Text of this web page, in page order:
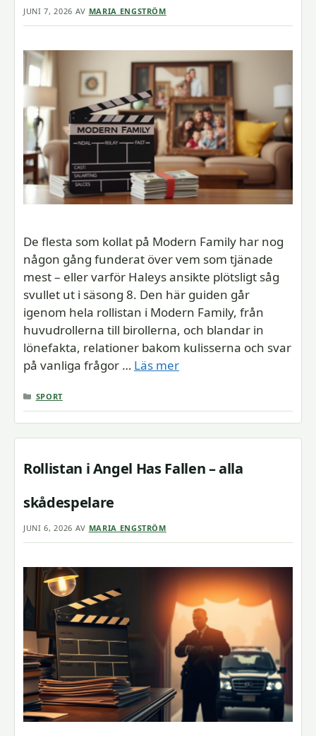
JUNI 7, 2026 AV MARIA ENGSTRÖM
De flesta som kollat på Modern Family har nog
någon gång funderat över vem som tjänade
mest – eller varför Haleys ansikte plötsligt såg
svullet ut i säsong 8. Den här guiden går
igenom hela rollistan i Modern Family, från
huvudrollerna till birollerna, och blandar in
lönefakta, relationer bakom kulisserna och svar
på vanliga frågor … Läs mer
KATEGORIER
SPORT
Rollistan i Angel Has Fallen – alla
skådespelare
JUNI 6, 2026 AV MARIA ENGSTRÖM